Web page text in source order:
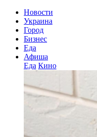
Новости
Украина
Город
Бизнес
Еда
Афиша
Еда Кино